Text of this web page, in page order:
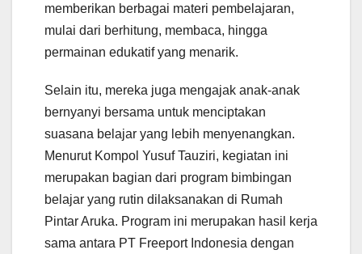
memberikan berbagai materi pembelajaran,
mulai dari berhitung, membaca, hingga
permainan edukatif yang menarik.
Selain itu, mereka juga mengajak anak-anak
bernyanyi bersama untuk menciptakan
suasana belajar yang lebih menyenangkan.
Menurut Kompol Yusuf Tauziri, kegiatan ini
merupakan bagian dari program bimbingan
belajar yang rutin dilaksanakan di Rumah
Pintar Aruka. Program ini merupakan hasil kerja
sama antara PT Freeport Indonesia dengan